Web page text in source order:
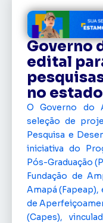
Governo
edital
no estado
O Governo do
seleção de
Pesquisa e
iniciativa do
Pós-Graduação
Fundação de
Amapá
de
(Capes),